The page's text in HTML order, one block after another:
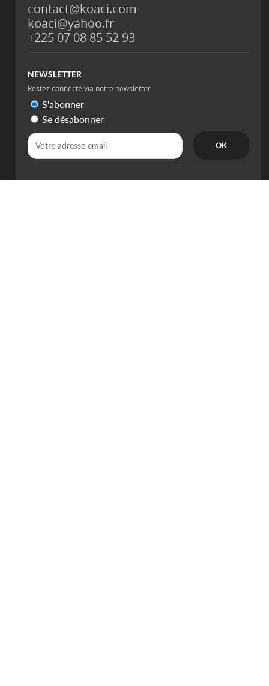
contact@koaci.com
koaci@yahoo.fr
+225 07 08 85 52 93
NEWSLETTER
Restez connecté via notre newsletter
S'abonner
Se désabonner